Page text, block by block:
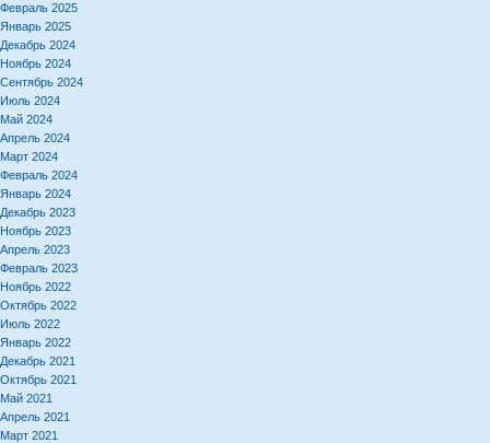
Февраль 2025
Январь 2025
Декабрь 2024
Ноябрь 2024
Сентябрь 2024
Июль 2024
Май 2024
Апрель 2024
Март 2024
Февраль 2024
Январь 2024
Декабрь 2023
Ноябрь 2023
Апрель 2023
Февраль 2023
Ноябрь 2022
Октябрь 2022
Июль 2022
Январь 2022
Декабрь 2021
Октябрь 2021
Май 2021
Апрель 2021
Март 2021